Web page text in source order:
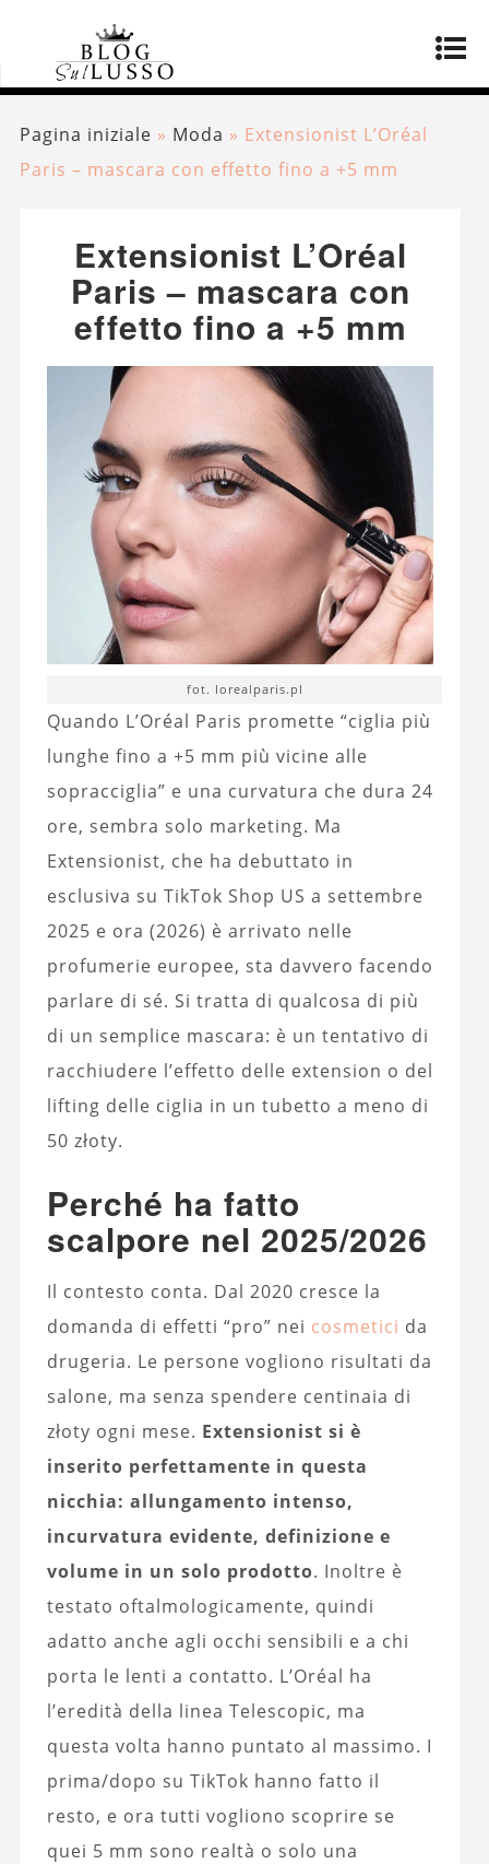
Pagina iniziale » Moda » Extensionist L’Oréal
Paris – mascara con effetto fino a +5 mm
Extensionist L’Oréal
Paris – mascara con
effetto fino a +5 mm
fot. lorealparis.pl
Quando L’Oréal Paris promette “ciglia più
lunghe fino a +5 mm più vicine alle
sopracciglia” e una curvatura che dura 24
ore, sembra solo marketing. Ma
Extensionist, che ha debuttato in
esclusiva su TikTok Shop US a settembre
2025 e ora (2026) è arrivato nelle
profumerie europee, sta davvero facendo
parlare di sé. Si tratta di qualcosa di più
di un semplice mascara: è un tentativo di
racchiudere l’effetto delle extension o del
lifting delle ciglia in un tubetto a meno di
50 złoty.
Perché ha fatto
scalpore nel 2025/2026
Il contesto conta. Dal 2020 cresce la
domanda di effetti “pro” nei cosmetici da
drugeria. Le persone vogliono risultati da
salone, ma senza spendere centinaia di
złoty ogni mese. Extensionist si è
inserito perfettamente in questa
nicchia: allungamento intenso,
incurvatura evidente, definizione e
volume in un solo prodotto. Inoltre è
testato oftalmologicamente, quindi
adatto anche agli occhi sensibili e a chi
porta le lenti a contatto. L’Oréal ha
l’eredità della linea Telescopic, ma
questa volta hanno puntato al massimo. I
prima/dopo su TikTok hanno fatto il
resto, e ora tutti vogliono scoprire se
quei 5 mm sono realtà o solo una